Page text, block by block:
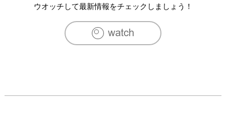
ウオッチして最新情報をチェックしましょう！